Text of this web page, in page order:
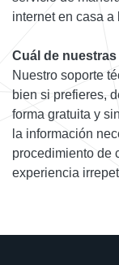
internet en casa a
Cuál de
Nuestro soporte
bien si prefieres,
forma gratuita y
la información
procedimiento de
experiencia